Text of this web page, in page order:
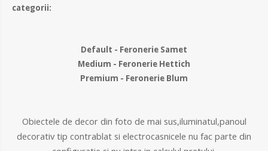
categorii:
Default - Feronerie Samet
Medium - Feronerie Hettich
Premium - Feronerie Blum
Obiectele de decor din foto de mai sus,iluminatul,panoul
decorativ tip contrablat si electrocasnicele nu fac parte din